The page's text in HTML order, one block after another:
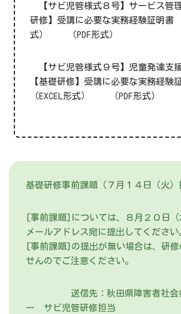
【サビ児管様式８号】サービス管
研修】受講に必要な実務経験証明
式）
（PDF形式）
【サビ児管様式９号】児童発達支
【基礎研修】受講に必要な実務経
（EXCEL形式）
（PDF形式）
基礎研修事前課題（７月１４日（火）
[事前課題]については、８月２０日
メールアドレス宛に提出してください
[事前課題]の提出が無い場合は、研修
せんのでご注意ください。
送信先：秋田県障害者社会参
ー サビ児管研修担当